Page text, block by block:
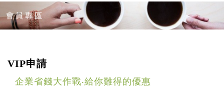
VIP登入
VIP申請
l
e
VIP申請
企業省錢大作戰‧給你難得的優惠